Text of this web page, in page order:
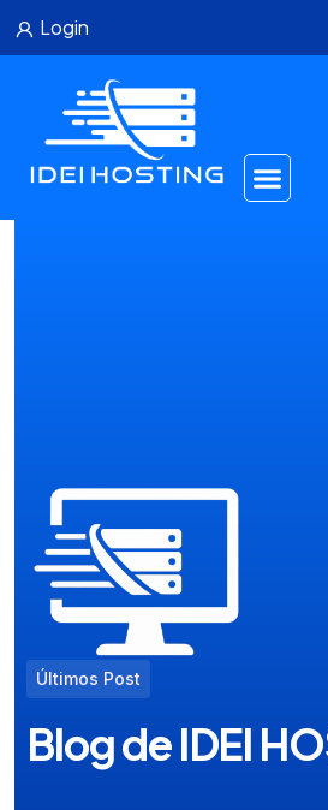
Login
Reseller
Últimos Post
Blog de IDEI